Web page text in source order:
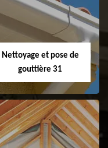
faitage et faitière
31
Nettoyage et pose de
gouttière 31